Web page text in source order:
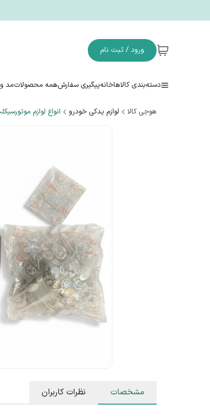
ورود / ثبت نام
دسته‌بندی کالاهاخانهپیگیری سفارشهمه محصولاتمد
هوجی کالا لوازم یدکی خودرو انواع لوازم
مشخصات نظرات کاربران